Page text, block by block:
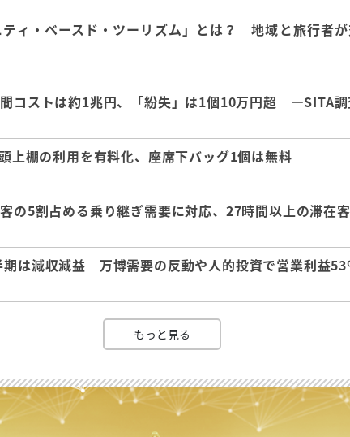
ィ・ベースド・ツーリズム」とは？ 地域と旅行者
コストは約1兆円、「紛失」は1個10万円超 ―SITA調
上棚の利用を有料化、座席下バッグ1個は無料
の5割占める乗り継ぎ需要に対応、27時間以上の滞在
は減収減益 万博需要の反動や人的投資で営業利益53
もっと見る